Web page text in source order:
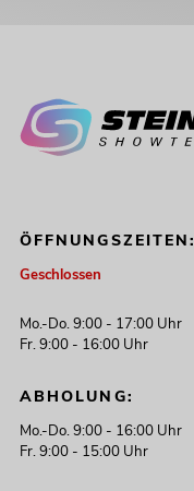
ÖFFNUNGSZEITEN:
Geschlossen
Mo.-Do. 9:00 - 17:00 Uhr
Fr. 9:00 - 16:00 Uhr
ABHOLUNG:
Mo.-Do. 9:00 - 16:00 Uhr
Fr. 9:00 - 15:00 Uhr